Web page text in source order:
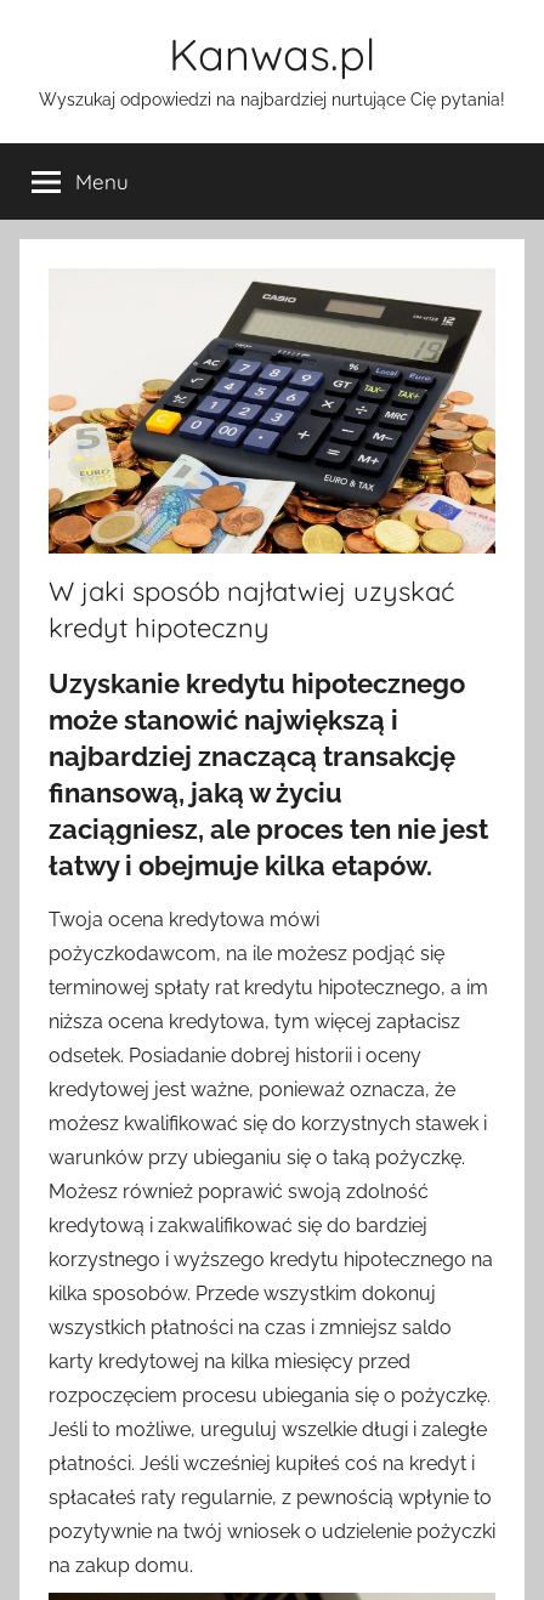
Kanwas.pl
Wyszukaj odpowiedzi na najbardziej nurtujące Cię pytania!
Menu
W jaki sposób najłatwiej uzyskać
kredyt hipoteczny
Uzyskanie kredytu hipotecznego
może stanowić największą i
najbardziej znaczącą transakcję
finansową, jaką w życiu
zaciągniesz, ale proces ten nie jest
łatwy i obejmuje kilka etapów.
Twoja ocena kredytowa mówi
pożyczkodawcom, na ile możesz podjąć się
terminowej spłaty rat kredytu hipotecznego, a im
niższa ocena kredytowa, tym więcej zapłacisz
odsetek. Posiadanie dobrej historii i oceny
kredytowej jest ważne, ponieważ oznacza, że
możesz kwalifikować się do korzystnych stawek i
warunków przy ubieganiu się o taką pożyczkę.
Możesz również poprawić swoją zdolność
kredytową i zakwalifikować się do bardziej
korzystnego i wyższego kredytu hipotecznego na
kilka sposobów. Przede wszystkim dokonuj
wszystkich płatności na czas i zmniejsz saldo
karty kredytowej na kilka miesięcy przed
rozpoczęciem procesu ubiegania się o pożyczkę.
Jeśli to możliwe, ureguluj wszelkie długi i zaległe
płatności. Jeśli wcześniej kupiłeś coś na kredyt i
spłacałeś raty regularnie, z pewnością wpłynie to
pozytywnie na twój wniosek o udzielenie pożyczki
na zakup domu.